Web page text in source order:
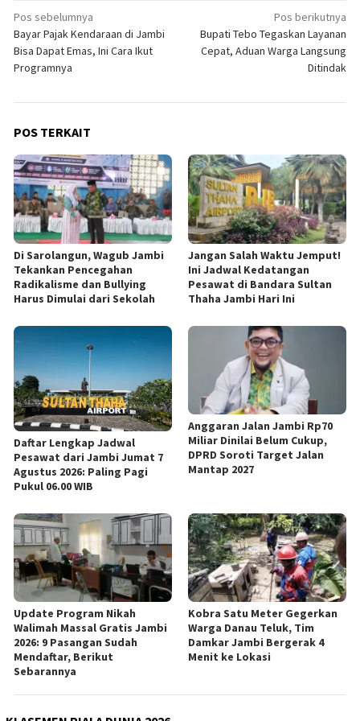
Navigasi
pos
Pos sebelumnya
Bayar Pajak Kendaraan di Jambi
Bisa Dapat Emas, Ini Cara Ikut
Programnya
Pos berikutnya
Bupati Tebo Tegaskan Layanan
Cepat, Aduan Warga Langsung
Ditindak
POS TERKAIT
Di Sarolangun, Wagub Jambi
Tekankan Pencegahan
Radikalisme dan Bullying
Harus Dimulai dari Sekolah
Jangan Salah Waktu Jemput!
Ini Jadwal Kedatangan
Pesawat di Bandara Sultan
Thaha Jambi Hari Ini
Daftar Lengkap Jadwal
Pesawat dari Jambi Jumat 7
Agustus 2026: Paling Pagi
Pukul 06.00 WIB
Anggaran Jalan Jambi Rp70
Miliar Dinilai Belum Cukup,
DPRD Soroti Target Jalan
Mantap 2027
Update Program Nikah
Walimah Massal Gratis Jambi
2026: 9 Pasangan Sudah
Mendaftar, Berikut
Sebarannya
Kobra Satu Meter Gegerkan
Warga Danau Teluk, Tim
Damkar Jambi Bergerak 4
Menit ke Lokasi